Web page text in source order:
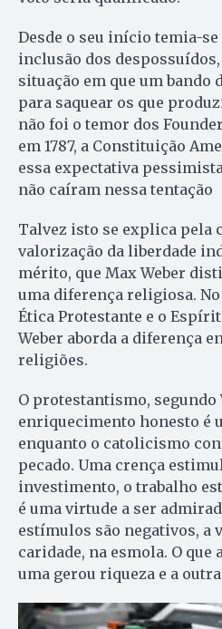
Desde o seu início temia-
inclusão dos
situação em que um bando
para saquear os que
não foi o temor dos
em 1787, a Constituição
essa expectativa
não caíram nessa tentação
Talvez isto se explica pela
valorização da liberdade
mérito, que Max Weber
uma diferença religiosa.
Ética Protestante e o
Weber aborda a diferença
religiões.
O protestantismo, segundo
enriquecimento honesto é
enquanto o catolicismo
pecado. Uma crença
investimento, o trabalho
é uma virtude a ser
estímulos são negativos, a
caridade, na esmola. O
uma gerou riqueza e a